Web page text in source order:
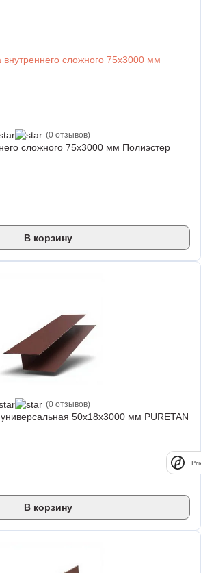
(0 отзывов)
сложного 75х3000 мм Полиэстер
В корзину
(0 отзывов)
50х18х3000 мм PURETAN
В корзину